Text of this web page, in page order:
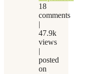
18
comments
|
47.9k
views
|
posted
on